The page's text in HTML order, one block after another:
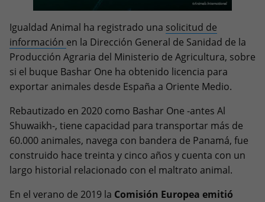
Igualdad Animal ha registrado una solicitud de
información en la Dirección General de Sanidad de la
Producción Agraria del Ministerio de Agricultura, sobre
si el buque Bashar One ha obtenido licencia para
exportar animales desde España a Oriente Medio.
Rebautizado en 2020 como Bashar One -antes Al
Shuwaikh-, tiene capacidad para transportar más de
60.000 animales, navega con bandera de Panamá, fue
construido hace treinta y cinco años y cuenta con un
largo historial relacionado con el maltrato animal.
En el verano de 2019 la Comisión Europea emitió